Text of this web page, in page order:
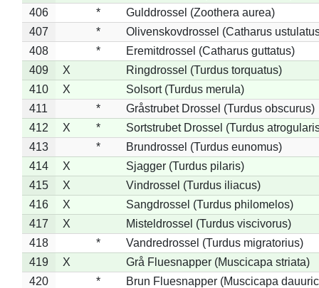
406
*
Gulddrossel (Zoothera aurea)
407
*
Olivenskovdrossel (Catharus
408
*
Eremitdrossel (Catharus guttatus)
409
X
Ringdrossel (Turdus torquatus)
410
X
Solsort (Turdus merula)
411
*
Gråstrubet Drossel (Turdus obscurus)
412
X *
Sortstrubet Drossel (Turdus
413
*
Brundrossel (Turdus eunomus)
414
X
Sjagger (Turdus pilaris)
415
X
Vindrossel (Turdus iliacus)
416
X
Sangdrossel (Turdus philomelos)
417
X
Misteldrossel (Turdus viscivorus)
418
*
Vandredrossel (Turdus migratorius)
419
X
Grå Fluesnapper (Muscicapa striata)
420
*
Brun Fluesnapper (Muscicapa